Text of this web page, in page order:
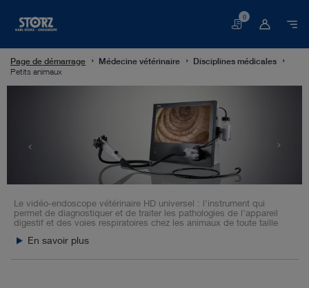
Panier
0
Page de démarrage Médecine vétérinaire
Disciplines médicales
Petits animaux
Le vidéo-endoscope vétérinaire HD universel : l’instrument qui
permet de diagnostiquer et de traiter les pathologies de l’appareil
digestif et des voies respiratoires chez les animaux de toute taille
En savoir plus